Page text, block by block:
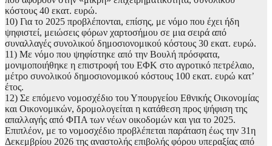
κόστους 40 εκατ. ευρώ.
10) Για το 2025 προβλέπονται, επίσης, με νόμο που έχει ήδη
ψηφιστεί, μειώσεις φόρων χαρτοσήμου σε μια σειρά από
συναλλαγές συνολικού δημοσιονομικού κόστους 30 εκατ. ευρώ.
11) Με νόμο που ψηφίστηκε από την Βουλή πρόσφατα,
μονιμοποιήθηκε η επιστροφή του ΕΦΚ στο αγροτικό πετρέλαιο,
μέτρο συνολικού δημοσιονομικού κόστους 100 εκατ. ευρώ κατ’
έτος.
12) Σε επόμενο νομοσχέδιο του Υπουργείου Εθνικής Οικονομίας
και Οικονομικών, δρομολογείται η κατάθεση προς ψήφιση της
απαλλαγής από ΦΠΑ των νέων οικοδομών και για το 2025.
Επιπλέον, με το νομοσχέδιο προβλέπεται παράταση έως την 31η
Δεκεμβρίου 2026 της αναστολής επιβολής φόρου υπεραξίας από